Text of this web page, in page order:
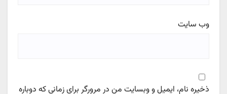
وب‌ سایت
ذخیره نام، ایمیل و وبسایت من در مرورگر برای زمانی که دوباره